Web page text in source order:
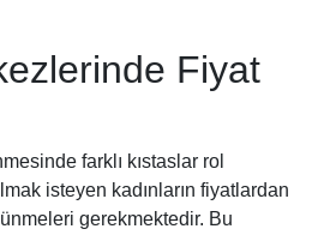
Fiyat
farklı kıstaslar rol
isteyen kadınların fiyatlardan
gerekmektedir. Bu